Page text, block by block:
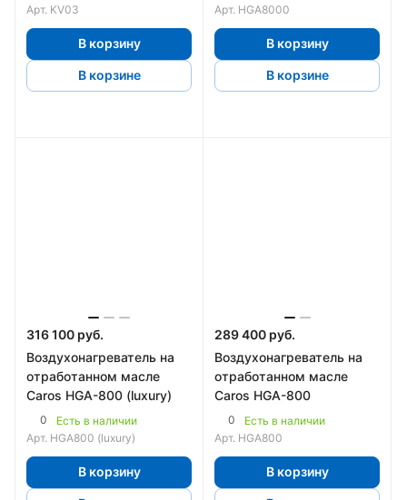
Арт. KV03
В корзину
В корзине
Арт. HGA8000
В корзину
В корзине
316 100 руб.
Воздухонагреватель на
отработанном масле
Caros HGA-800 (luxury)
0
Есть в наличии
Арт. HGA800 (luxury)
В корзину
289 400 руб.
Воздухонагреватель на
отработанном масле
Caros HGA-800
0
Есть в наличии
Арт. HGA800
В корзину